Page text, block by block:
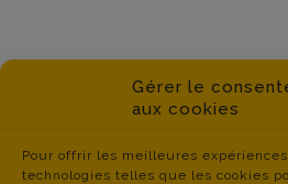
Gérer le
aux cookies
Pour offrir les meilleures
technologies telles que les cookies